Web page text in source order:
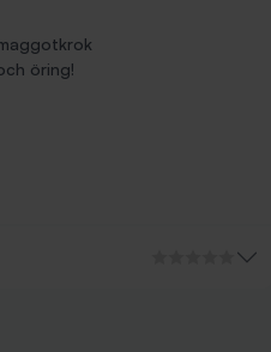
öring!